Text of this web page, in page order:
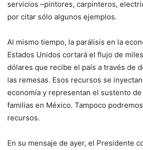
servicios –pintores, carpinteros,
por citar sólo algunos ejemplos.
Al mismo tiempo, la parálisis en la
Estados Unidos cortará el flujo de
dólares que recibe el país a través de
las remesas. Esos recursos se
economía y representan el sustento
familias en México. Tampoco
recursos.
En su mensaje de ayer, el Presidente